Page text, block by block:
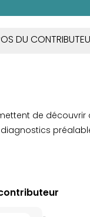
DU
de